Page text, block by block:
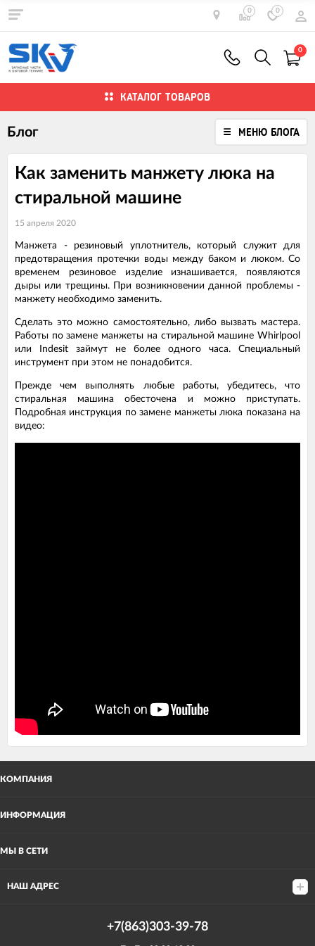
0 0
0
КАТАЛОГ ТОВАРОВ
МЕНЮ БЛОГА
Блог
Как заменить манжету люка на
стиральной машине
15 апреля 2020
Манжета - резиновый уплотнитель, который служит для
предотвращения протечки воды между баком и люком. Со
временем резиновое изделие изнашивается, появляются
дыры или трещины. При возникновении данной проблемы -
манжету необходимо заменить.
Сделать это можно самостоятельно, либо вызвать мастера.
Работы по замене манжеты на стиральной машине Whirlpool
или Indesit займут не более одного часа. Специальный
инструмент при этом не понадобится.
Прежде чем выполнять любые работы, убедитесь, что
стиральная машина обесточена и можно приступать.
Подробная инструкция по замене манжеты люка показана на
видео:
КОМПАНИЯ
ИНФОРМАЦИЯ
МЫ В СЕТИ
НАШ АДРЕС
+7(863)303-39-78